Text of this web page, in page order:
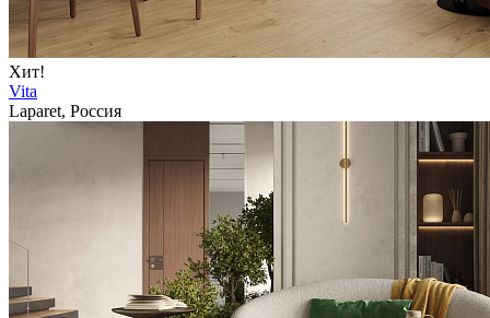
Хит!
Vita
Laparet, Россия